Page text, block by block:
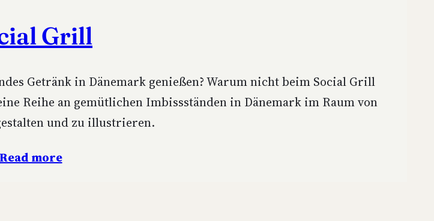
Grill
Getränk in Dänemark genie­ßen? War­um nicht beim Social Grill
Rei­he an gemüt­li­chen Imbiss­stän­den in Dänemark im Raum von
und zu illustrieren.
Read more